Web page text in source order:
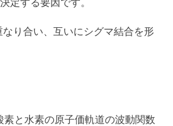
定する要因です。
り合い、互いにシグマ結合を形
素と水素の原子価軌道の波動関数